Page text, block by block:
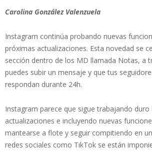
Carolina González Valenzuela
Instagram continúa probando nuevas
próximas actualizaciones. Esta novedad se
sección dentro de los MD llamada Notas, a
puedes subir un mensaje y que tus
respondan durante 24h.
Instagram parece que sigue trabajando duro
actualizaciones e incluyendo nuevas
mantearse a flote y seguir compitiendo en
redes sociales como TikTok se están